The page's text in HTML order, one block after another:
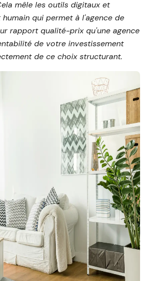
mêle les outils digitaux et
qui permet à l'agence de
rapport qualité-prix qu'une agence
de votre investissement
de ce choix structurant.